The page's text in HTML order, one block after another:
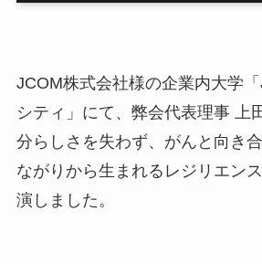
JCOM株式会社様の企業内大学
シティ」にて、弊会代表理事 上
分らしさを失わず、がんと向き
ながりから生まれるレジリエン
演しました。